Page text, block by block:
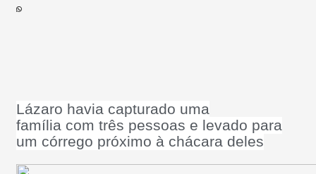
Lázaro havia capturado uma
família com três pessoas e levado para
um córrego próximo à chácara deles